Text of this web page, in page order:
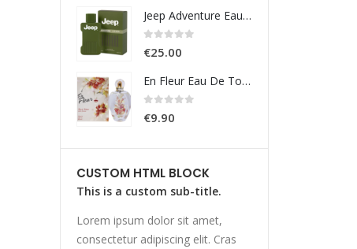
Jeep Adventure Eau De Toilette 100ml
€25.00
En Fleur Eau De Toilette 100ml
€9.90
CUSTOM HTML BLOCK
This is a custom sub-title.
Lorem ipsum dolor sit amet,
consectetur adipiscing elit. Cras